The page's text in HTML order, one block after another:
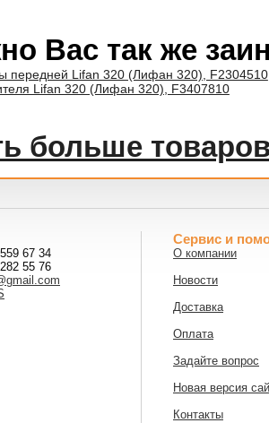
Вас так же
передней Lifan 320 (Лифан 320), F2304510
Lifan 320 (Лифан 320), F3407810
больше
67 34
55 76
Сервис и
О компании
Новости
Доставка
Оплата
Задайте вопрос
Новая версия
Контакты